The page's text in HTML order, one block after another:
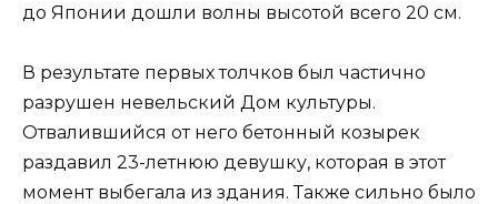
до Японии дошли волны высотой всего 20 см.
В результате первых толчков был частично
разрушен невельский Дом культуры.
Отвалившийся от него бетонный козырек
раздавил 23-летнюю девушку, которая в этот
момент выбегала из здания. Также сильно было